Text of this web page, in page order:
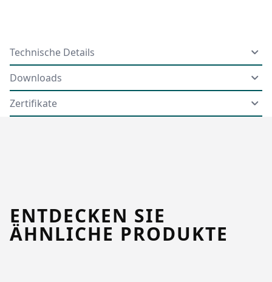
Technische Details
Downloads
Zertifikate
ENTDECKEN SIE
ÄHNLICHE PRODUKTE